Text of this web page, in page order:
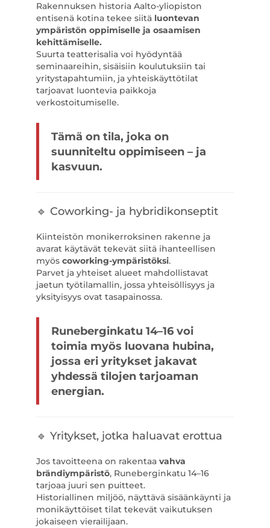
Rakennuksen historia Aalto-yliopiston
entisenä kotina tekee siitä luontevan
ympäristön oppimiselle ja osaamisen
kehittämiselle.
Suurta teatterisalia voi hyödyntää
seminaareihin, sisäisiin koulutuksiin tai
yritystapahtumiin, ja yhteiskäyttötilat
tarjoavat luontevia paikkoja
verkostoitumiselle.
Tämä on tila, joka on
suunniteltu oppimiseen – ja
kasvuun.
🔹 Coworking- ja hybridikonseptit
Kiinteistön monikerroksinen rakenne ja
avarat käytävät tekevät siitä ihanteellisen
myös coworking-ympäristöksi.
Parvet ja yhteiset alueet mahdollistavat
jaetun työtilamallin, jossa yhteisöllisyys ja
yksityisyys ovat tasapainossa.
Runeberginkatu 14–16 voi
toimia myös luovana hubina,
jossa eri yritykset jakavat
yhdessä tilojen tarjoaman
energian.
🔹 Yritykset, jotka haluavat erottua
Jos tavoitteena on rakentaa vahva
brändiympäristö, Runeberginkatu 14–16
tarjoaa juuri sen puitteet.
Historiallinen miljöö, näyttävä sisäänkäynti ja
monikäyttöiset tilat tekevät vaikutuksen
jokaiseen vierailijaan.